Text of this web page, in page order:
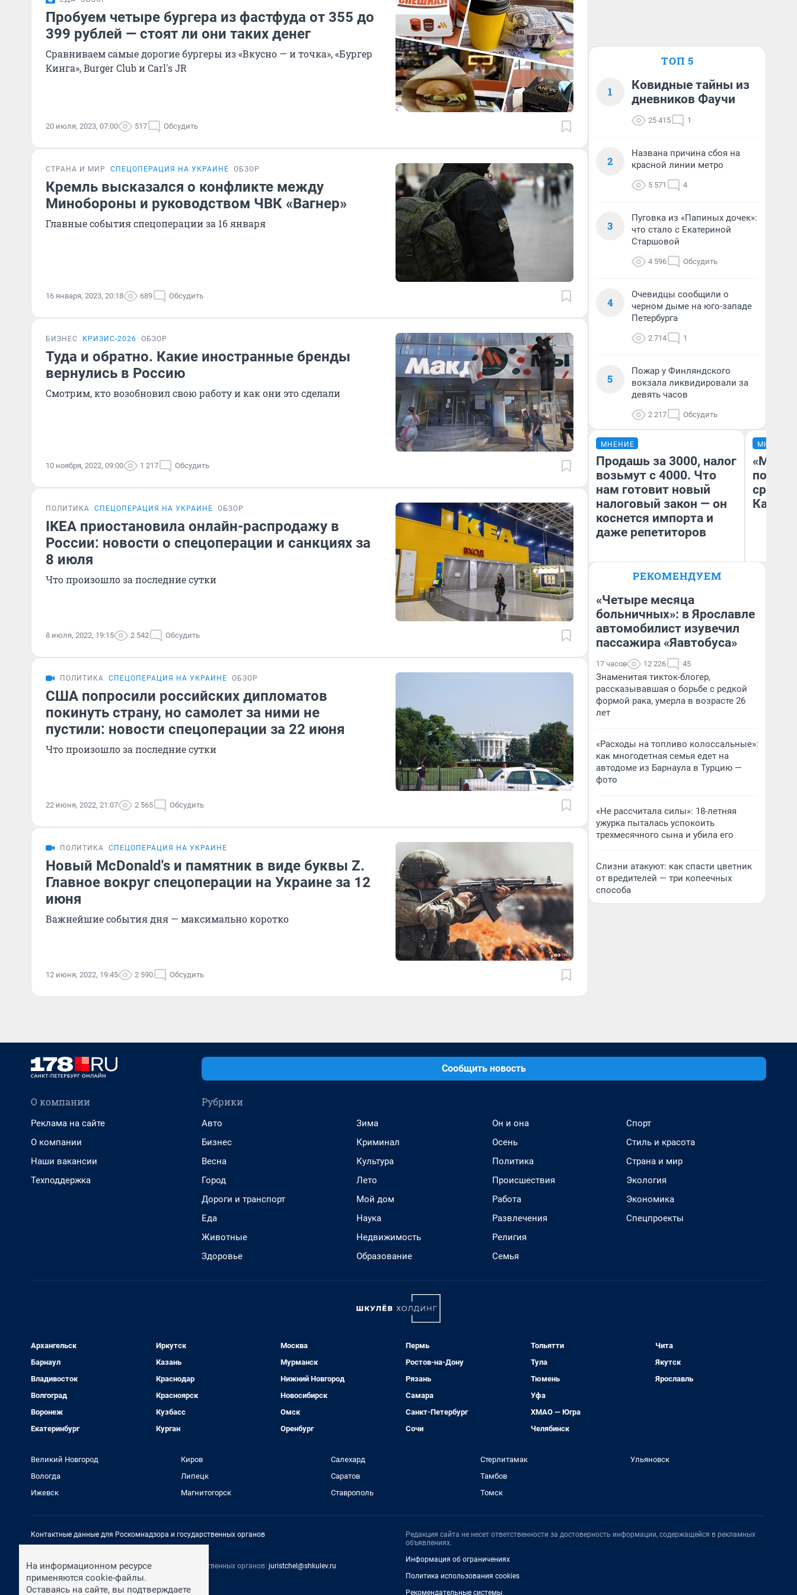
Пробуем четыре бургера из фастфуда от 355 до
399 рублей — стоят ли они таких денег
Сравниваем самые дорогие бургеры из «Вкусно — и точка», «Бургер
Кинга», Burger Club и Carl's JR
20 июля, 2023, 07:00 517 Обсудить
СТРАНА И МИР СПЕЦОПЕРАЦИЯ НА УКРАИНЕ ОБЗОР
Кремль высказался о конфликте между
Минобороны и руководством ЧВК «Вагнер»
Главные события спецоперации за 16 января
16 января, 2023, 20:18 689 Обсудить
БИЗНЕС КРИЗИС-2026 ОБЗОР
Туда и обратно. Какие иностранные бренды
вернулись в Россию
Смотрим, кто возобновил свою работу и как они это сделали
10 ноября, 2022, 09:00 1 217 Обсудить
ПОЛИТИКА СПЕЦОПЕРАЦИЯ НА УКРАИНЕ ОБЗОР
IKEA приостановила онлайн-распродажу в
России: новости о спецоперации и санкциях за
8 июля
Что произошло за последние сутки
8 июля, 2022, 19:15 2 542 Обсудить
ПОЛИТИКА СПЕЦОПЕРАЦИЯ НА УКРАИНЕ ОБЗОР
США попросили российских дипломатов
покинуть страну, но самолет за ними не
пустили: новости спецоперации за 22 июня
Что произошло за последние сутки
22 июня, 2022, 21:07 2 565 Обсудить
ПОЛИТИКА СПЕЦОПЕРАЦИЯ НА УКРАИНЕ
Новый McDonald's и памятник в виде буквы Z.
Главное вокруг спецоперации на Украине за 12
июня
Важнейшие события дня — максимально коротко
12 июня, 2022, 19:45 2 590 Обсудить
ТОП 5
1
Ковидные тайны из
дневников Фаучи
25 415 1
2
Названа причина сбоя на
красной линии метро
5 571 4
3
Пуговка из «Папиных дочек»:
что стало с Екатериной
Старшовой
4 596 Обсудить
4
Очевидцы сообщили о
черном дыме на юго-западе
Петербурга
2 714 1
5
Пожар у Финляндского
вокзала ликвидировали за
девять часов
2 217 Обсудить
МНЕНИЕ
Продашь за 3000, налог
возьмут с 4000. Что
нам готовит новый
налоговый закон — он
коснется импорта и
даже репетиторов
Анастасия Завгородняя
МНЕНИЕ
РЕКОМЕНДУЕМ
«Четыре месяца
больничных»: в Ярославле
автомобилист изувечил
пассажира «Яавтобуса»
17 часов 12 226 45
Знаменитая тикток-блогер,
рассказывавшая о борьбе с редкой
формой рака, умерла в возрасте 26
лет
«Расходы на топливо колоссальные»:
как многодетная семья едет на
автодоме из Барнаула в Турцию —
фото
«Не рассчитала силы»: 18-летняя
ужурка пыталась успокоить
трехмесячного сына и убила его
Слизни атакуют: как спасти цветник
от вредителей — три копеечных
способа
Сообщить новость
О компании
Реклама на сайте
О компании
Наши вакансии
Техподдержка
Рубрики
Авто
Бизнес
Весна
Город
Дороги и транспорт
Еда
Животные
Здоровье
Зима
Криминал
Культура
Лето
Мой дом
Наука
Недвижимость
Образование
Он и она
Осень
Политика
Происшествия
Работа
Развлечения
Религия
Семья
Спорт
Стиль и красота
Страна и мир
Экология
Экономика
Спецпроекты
Архангельск
Барнаул
Владивосток
Волгоград
Воронеж
Екатеринбург
Иркутск
Казань
Краснодар
Красноярск
Кузбасс
Курган
Москва
Мурманск
Нижний Новгород
Новосибирск
Омск
Оренбург
Пермь
Ростов-на-Дону
Рязань
Самара
Санкт-Петербург
Сочи
Тольятти
Тула
Тюмень
Уфа
ХМАО — Югра
Челябинск
Чита
Якутск
Ярославль
Великий Новгород
Вологда
Ижевск
Киров
Липецк
Магнитогорск
Салехард
Саратов
Ставрополь
Стерлитамак
Тамбов
Томск
Ульяновск
Контактные данные для Роскомнадзора и государственных органов
Контактные данные для Роскомнадзора и государственных органов: juristchel@shkulev.ru
Техподдержка: help@shkulev.ru
Редакция сайта не несет ответственности за достоверность информации, содержащейся в рекламных
объявлениях.
Информация об ограничениях
Политика использования cookies
Рекомендательные системы
На информационном ресурсе
применяются cookie-файлы.
Оставаясь на сайте, вы подтверждаете